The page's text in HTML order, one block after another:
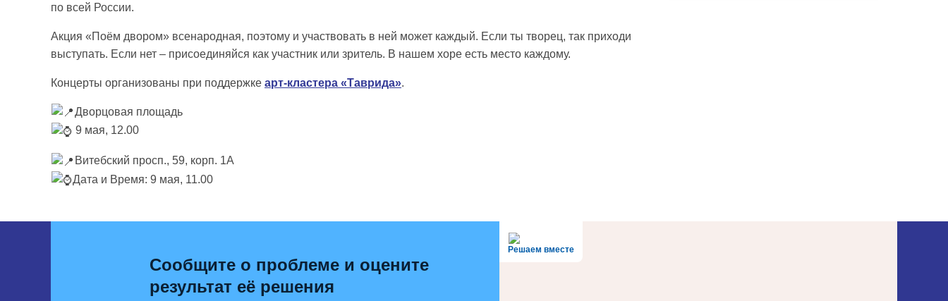
по всей России.
Акция «Поём двором» всенародная, поэтому и участвовать в ней может каждый. Если ты творец, так приходи
выступать. Если нет – присоединяйся как участник или зритель. В нашем хоре есть место каждому.
Концерты организованы при поддержке арт-кластера «Таврида».
Дворцовая площадь
9 мая, 12.00
Витебский просп., 59, корп. 1А
Дата и Время: 9 мая, 11.00
Решаем вместе
Сообщите о проблеме и оцените
результат её решения